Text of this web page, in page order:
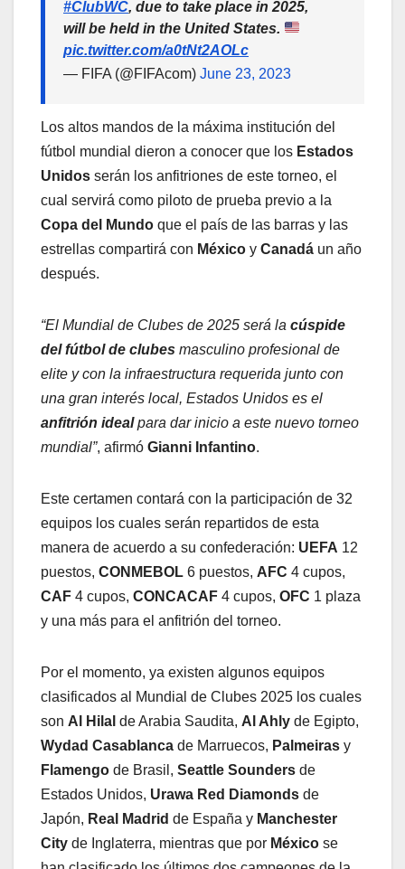
#ClubWC, due to take place in 2025,
will be held in the United States.
pic.twitter.com/a0tNt2AOLc
— FIFA (@FIFAcom) June 23, 2023
Los altos mandos de la máxima institución del
fútbol mundial dieron a conocer que los Estados
Unidos serán los anfitriones de este torneo, el
cual servirá como piloto de prueba previo a la
Copa del Mundo que el país de las barras y las
estrellas compartirá con México y Canadá un año
después.
“El Mundial de Clubes de 2025 será la cúspide
del fútbol de clubes masculino profesional de
elite y con la infraestructura requerida junto con
una gran interés local, Estados Unidos es el
anfitrión idealpara dar inicio a este nuevo torneo
mundial”, afirmó Gianni Infantino.
Este certamen contará con la participación de 32
equipos los cuales serán repartidos de esta
manera de acuerdo a su confederación: UEFA 12
puestos, CONMEBOL 6 puestos, AFC 4 cupos,
CAF 4 cupos, CONCACAF 4 cupos, OFC 1 plaza
y una más para el anfitrión del torneo.
Por el momento, ya existen algunos equipos
clasificados al Mundial de Clubes 2025 los cuales
son Al Hilal de Arabia Saudita, Al Ahly de Egipto,
Wydad Casablanca de Marruecos, Palmeiras y
Flamengo de Brasil, Seattle Sounders de
Estados Unidos, Urawa Red Diamonds de
Japón, Real Madrid de España y Manchester
City de Inglaterra, mientras que por México se